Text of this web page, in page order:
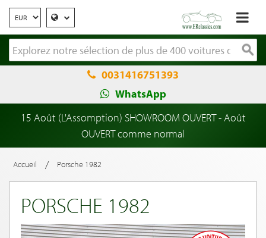
0031416751393
WhatsApp
15 Août (L'Assomption) SHOWROOM OUVERT - Août
OUVERT comme normal
Accueil / Porsche 1982
PORSCHE 1982